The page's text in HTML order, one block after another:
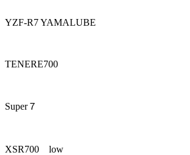
YZF-R7 YAMALUBE
TENERE700
Super７
XSR700 low